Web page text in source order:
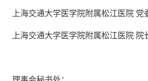
上海交通大学医学院附属松江医院 党
上海交通大学医学院附属松江医院 院